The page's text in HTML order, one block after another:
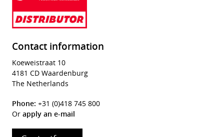
Contact information
Koeweistraat 10
4181 CD Waardenburg
The Netherlands
Phone: +31 (0)418 745 800
Or apply an e-mail